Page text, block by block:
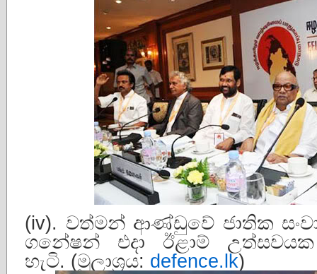
(iv). වත්මන් ආණ්ඩුවේ ජාතික
ගනේෂන් එදා ඊළාම්
හැටි. (මූලාශ්‍රය: defence.lk)